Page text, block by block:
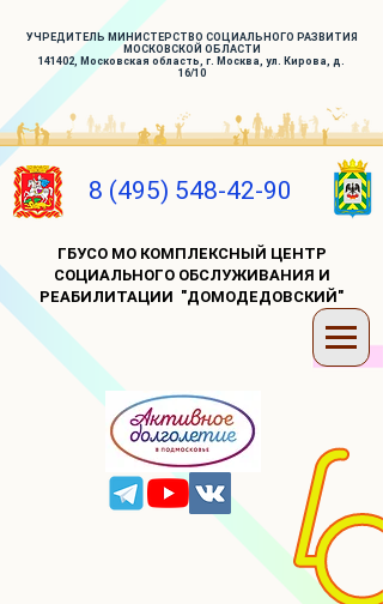
УЧРЕДИТЕЛЬ МИНИСТЕРСТВО СОЦИАЛЬНОГО РАЗВИТИЯ
МОСКОВСКОЙ ОБЛАСТИ
141402, Московская область, г. Москва, ул. Кирова, д.
16/10
8 (495) 548-42-90
ГБУСО МО КОМПЛЕКСНЫЙ ЦЕНТР
СОЦИАЛЬНОГО ОБСЛУЖИВАНИЯ И
РЕАБИЛИТАЦИИ "ДОМОДЕДОВСКИЙ"